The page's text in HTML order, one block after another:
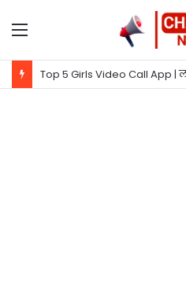
Menu
Top 5 Girls Video Call App |